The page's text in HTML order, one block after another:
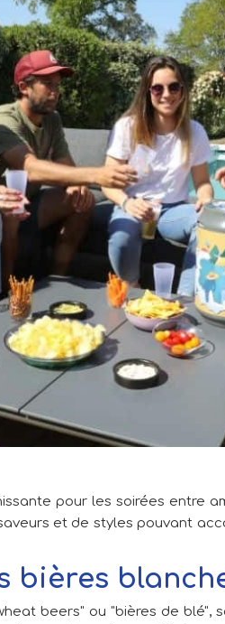
pour les soirées entre
et de styles pouvant
bières
beers" ou "bières de